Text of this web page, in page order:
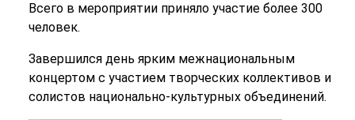
Всего в мероприятии приняло участие более 300
человек.
Завершился день ярким межнациональным
концертом с участием творческих коллективов и
солистов национально-культурных объединений.